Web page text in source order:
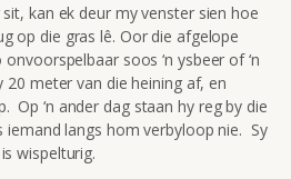
kan ek deur my venster sien hoe
op die gras lê. Oor die afgelope
soos ‘n ysbeer of ‘n
meter van die heining af, en
Op ‘n ander dag staan hy reg by die
iemand langs hom verbyloop nie. Sy
wispelturig.